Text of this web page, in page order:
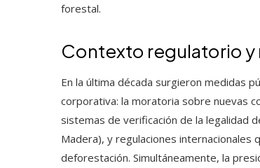
forestal.
Contexto regulatorio y
En la última década surgieron medidas
corporativa: la moratoria sobre nuevas
sistemas de verificación de la legalidad
Madera), y regulaciones internacionales
deforestación. Simultáneamente, la